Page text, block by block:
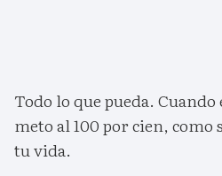
Todo lo que pueda.
meto al 100 por cien,
tu vida.